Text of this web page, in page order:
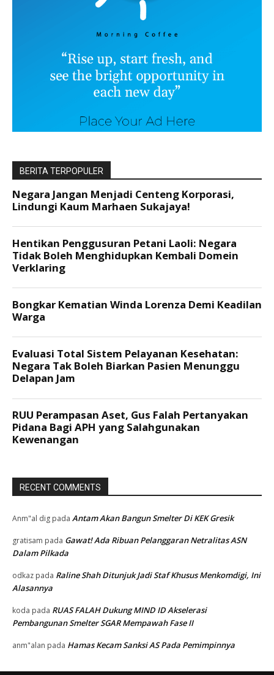
BERITA TERPOPULER
RECENT COMMENTS
Anm"al dig pada Antam Akan Bangun Smelter Di KEK Gresik
gratisam pada Gawat! Ada Ribuan Pelanggaran Netralitas ASN
Dalam Pilkada
odkaz pada Raline Shah Ditunjuk Jadi Staf Khusus Menkomdigi, Ini
Alasannya
koda pada RUAS FALAH Dukung MIND ID Akselerasi
Pembangunan Smelter SGAR Mempawah Fase II
anm"alan pada Hamas Kecam Sanksi AS Pada Pemimpinnya